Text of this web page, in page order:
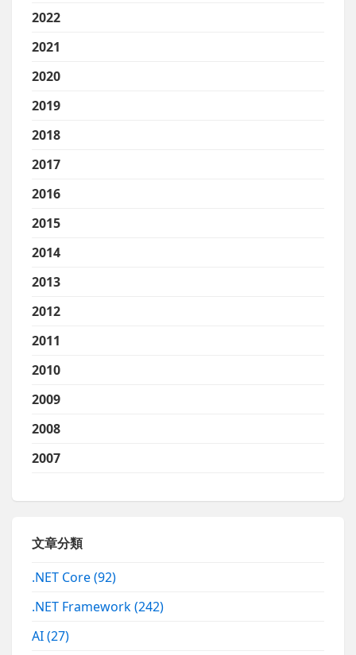
2022
2021
2020
2019
2018
2017
2016
2015
2014
2013
2012
2011
2010
2009
2008
2007
文章分類
.NET Core(92)
.NET Framework(242)
AI(27)